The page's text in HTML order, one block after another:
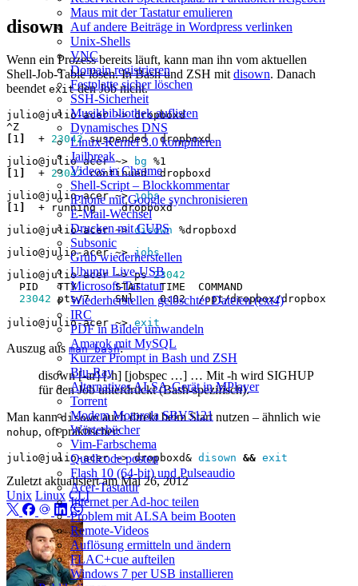
Maus mit der Tastatur emulieren
Auf andere Beiträge in Wordpress verlinken
Unix-Shells
VNC
Domain registrieren
Festplatte sicher löschen
SSH‑Sicherheit
Musikbibliothek auflisten
Dynamisches DNS
Linux‑Kernel 3.0 kompilieren
Jailbreak
Videos in Chrome
Shell‑Script – Blockkommentar
iPhone mit Google synchronisieren
E‑Mail‑Wechsel
Drucken mit CUPS
Subsonic
Grub wiederherstellen
Ubuntu Live‑USB
Microsoft‑Tastatur
Wiederherstellen gelöschter Dateien (ext4)
IRC
PDF in Bilder umwandeln
Amarok mit MySQL
Kurzer Prompt in Bash und ZSH
Blu‑Ray
Alternatives ALSA-Gerät in MPlayer
Torrent
Modem Motorola SBV5121
Wörterbücher
Vim-Farbschema
Quellcode posten
Flash 10 (64‑bit) und Pulseaudio
Acer-Tastatur
Internet per Ad-hoc teilen
Problem mit ALSA beim Booten
Remote-Videos
Auflösung ermitteln und ändern
FLAC+cue aufteilen
Windows 7 per USB installieren
disown
Wenn ein Prozess bereits läuft, kann man ihn vom aktuellen
Shell‑Job‑Table lösen. In Bash und ZSH mitdisown. Danach
beendet exitden Job nicht.
1
  +
23042
julio@julio-acer ~>
bg
1
  +
23042
julio@julio-acer ~> jobs
1
julio@julio-acer ~> disown
julio@julio-acer ~> jobs
julio@julio-acer ~> ps 23042
23042
julio@julio-acer ~> exit
Auszug aus man bash:
disown [-ar] [-h] [jobspec …] … Mit -h wird SIGHUP
für den Job unterdrückt (Bash‑spezifisch).
Man kanndisownauch direkt beim Start nutzen – ähnlich wie
nohup, oft praktischer:
julio@julio-acer ~> dropboxd& disown && exit
Zuletzt aktualisiert amMai 26, 2012
Unix Linux CLI